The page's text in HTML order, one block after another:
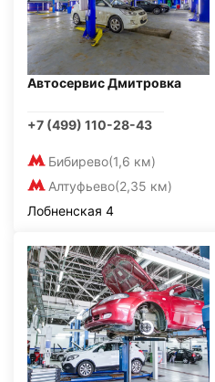
Автосервис Дмитровка
+7 (499) 110-28-43
Бибирево(1,6 км)
Алтуфьево(2,35 км)
Лобненская 4